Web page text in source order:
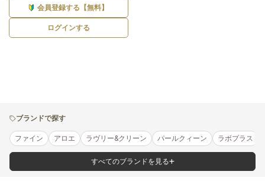
会員登録する【無料】
ログインする
ブランドで探す
ファイン アロエ ラヴリー&クリーン パールクィーン ラボプラス
すべてのブランドを見る